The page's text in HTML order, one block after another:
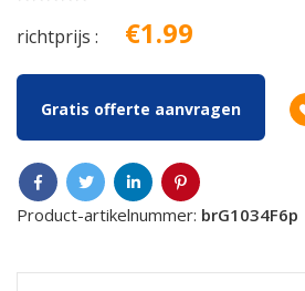
richtprijs : €1.99
Gratis offerte aanvragen
Product-artikelnummer: brG1034F6p